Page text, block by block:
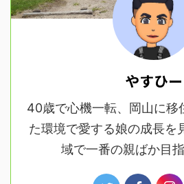
やすひー
40歳で心機一転、岡山に移
た環境で愛する娘の成長を
域で一番の親ばか目